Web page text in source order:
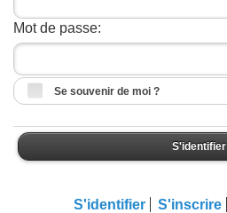
Mot de passe:
Se souvenir de moi ?
S'identifier
S'identifier S'inscrire